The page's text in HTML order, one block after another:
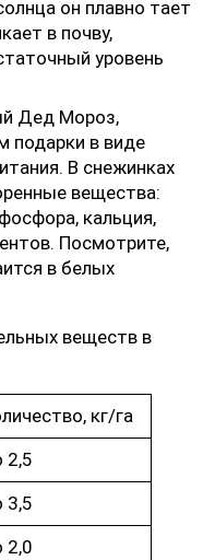
он плавно тает
в почву,
уровень
Дед Мороз,
подарки в виде
В снежинках
вещества:
кальция,
Посмотрите,
в белых
веществ в
кг/га
2,5
3,5
2,0